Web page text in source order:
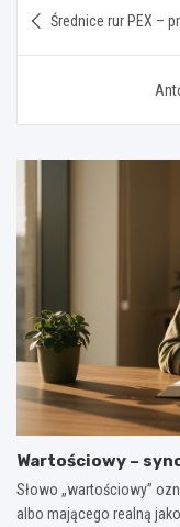
wpisu
Średnice rur PEX –
Wartościowy –
Słowo „wartościowy”
albo mającego realną